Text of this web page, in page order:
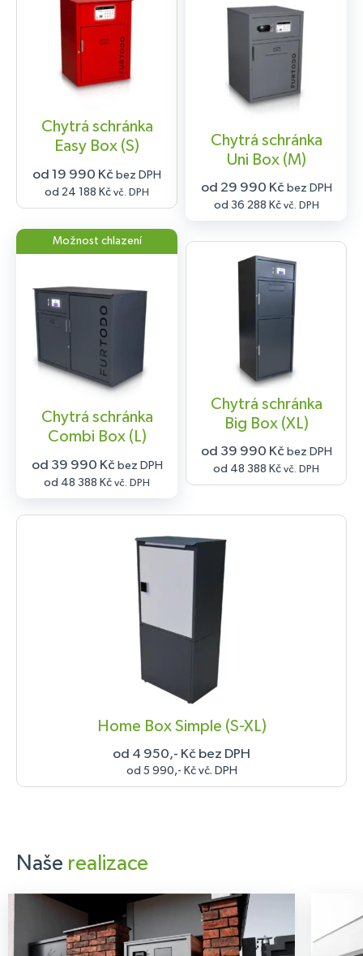
Chytrá schránka
Easy Box (S)
od 19 990 Kč bez DPH
od 24 188 Kč vč. DPH
Chytrá schránka
Uni Box (M)
od 29 990 Kč bez DPH
od 36 288 Kč vč. DPH
Možnost chlazení
Chytrá schránka
Combi Box (L)
od 39 990 Kč bez DPH
od 48 388 Kč vč. DPH
Chytrá schránka
Big Box (XL)
od 39 990 Kč bez DPH
od 48 388 Kč vč. DPH
Home Box Simple (S-XL)
od 4 950,- Kč bez DPH
od 5 990,- Kč vč. DPH
Naše realizace